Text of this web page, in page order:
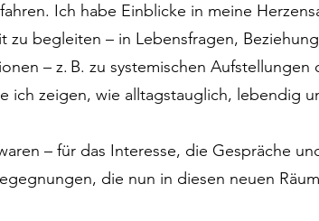
Ich habe Einblicke in meine
zu begleiten – in Lebensfragen,
– z. B. zu systemischen
ich zeigen, wie alltagstauglich, lebendig
– für das Interesse, die Gespräche
die nun in diesen neuen